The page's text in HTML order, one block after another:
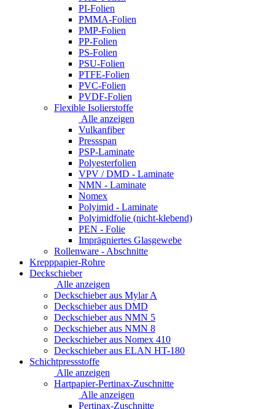
PI-Folien
PMMA-Folien
PMP-Folien
PP-Folien
PS-Folien
PSU-Folien
PTFE-Folien
PVC-Folien
PVDF-Folien
Flexible Isolierstoffe
Alle anzeigen
Vulkanfiber
Pressspan
PSP-Laminate
Polyesterfolien
VPV / DMD - Laminate
NMN - Laminate
Nomex
Polyimid - Laminate
Polyimidfolie (nicht-klebend)
PEN - Folie
Imprägniertes Glasgewebe
Rollenware - Abschnitte
Krepppapier-Rohre
Deckschieber
Alle anzeigen
Deckschieber aus Mylar A
Deckschieber aus DMD
Deckschieber aus NMN 5
Deckschieber aus NMN 8
Deckschieber aus Nomex 410
Deckschieber aus ELAN HT-180
Schichtpressstoffe
Alle anzeigen
Hartpapier-Pertinax-Zuschnitte
Alle anzeigen
Pertinax-Zuschnitte